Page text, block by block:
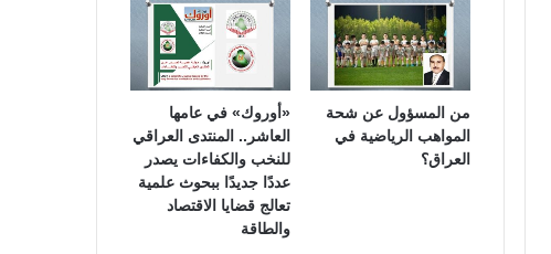
من المسؤول عن شحة
المواهب الرياضية في
العراق؟
«أوروك» في عامها
العاشر.. المنتدى العراقي
للنخب والكفاءات يصدر
عددًا جديدًا ببحوث علمية
تعالج قضايا الاقتصاد
والطاقة